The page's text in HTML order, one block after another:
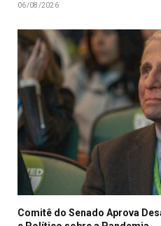
06/08/2026
Comitê do Senado Aprova